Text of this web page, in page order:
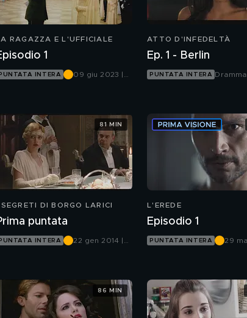
LA RAGAZZA E L'UFFICIALE
1
PUNTATA INTERA
09 giu 2023 |
ATTO D'INFEDELTÀ
Ep. 1 - Berlin
PUNTATA INTERA
I SEGRETI DI BORGO LARICI
puntata
PUNTATA INTERA
22 gen 2014 |
81 MIN
L'EREDE
Episodio 1
PUNTATA INTERA
29
86 MIN